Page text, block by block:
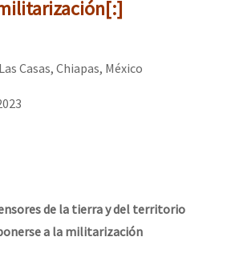
Casas, Chiapas, México
de la tierra y del territorio
a la militarización